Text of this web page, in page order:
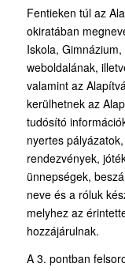
Fentieken túl az
okiratában
Iskola,
weboldalának,
valamint az
kerülhetnek az
tudósító
nyertes
rendezvények,
ünnepségek,
neve és a róluk
melyhez az
hozzájárulnak.
A 3. pontban